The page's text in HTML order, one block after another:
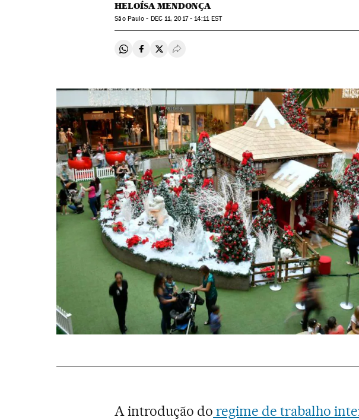
HELOÍSA MENDONÇA
São Paulo - DEC11, 2017 - 14:11EST
Compartir en Whatsapp
Compartir en Facebook
Compartir en Twitter
Desplegar Redes Sociales
A introdução do regime de trabalho